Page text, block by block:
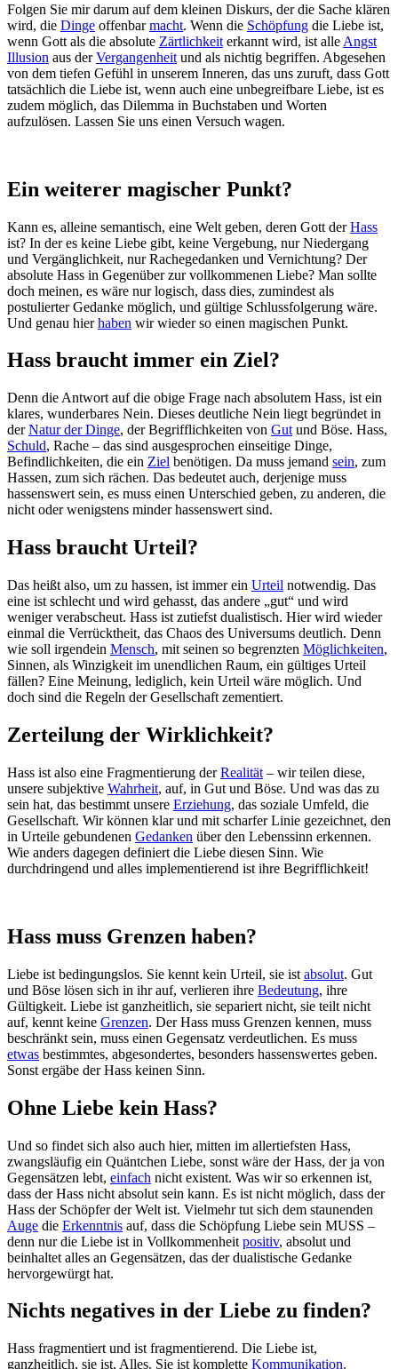
Folgen Sie mir darum auf dem kleinen Diskurs, der die Sache klären
wird, die Dinge offenbarmacht. Wenn die Schöpfung die Liebe ist,
wenn Gott als die absolute Zärtlichkeit erkannt wird, ist alle Angst
Illusion aus derVergangenheit und als nichtig begriffen. Abgesehen
von dem tiefen Gefühl in unserem Inneren, das uns zuruft, dass Gott
tatsächlich die Liebe ist, wenn auch eine unbegreifbare Liebe, ist es
zudem möglich, das Dilemma in Buchstaben und Worten
aufzulösen. Lassen Sie uns einen Versuch wagen.
Ein weiterer magischer Punkt?
Kann es, alleine semantisch, eine Welt geben, deren Gott derHass
ist? In der es keine Liebe gibt, keine Vergebung, nur Niedergang
und Vergänglichkeit, nur Rachegedanken und Vernichtung? Der
absolute Hass in Gegenüber zur vollkommenen Liebe? Man sollte
doch meinen, es wäre nur logisch, dass dies, zumindest als
postulierter Gedanke möglich, und gültige Schlussfolgerung wäre.
Und genau hierhaben wir wieder so einen magischen Punkt.
Hass braucht immer ein Ziel?
Denn die Antwort auf die obige Frage nach absolutem Hass, ist ein
klares, wunderbares Nein. Dieses deutliche Nein liegt begründet in
derNatur der Dinge, der Begrifflichkeiten von Gut und Böse. Hass,
Schuld, Rache – das sind ausgesprochen einseitige Dinge,
Befindlichkeiten, die ein Ziel benötigen. Da muss jemand sein, zum
Hassen, zum sich rächen. Das bedeutet auch, derjenige muss
hassenswert sein, es muss einen Unterschied geben, zu anderen, die
nicht oder wenigstens minder hassenswert sind.
Hass braucht Urteil?
Das heißt also, um zu hassen, ist immer ein Urteil notwendig. Das
eine ist schlecht und wird gehasst, das andere „gut“ und wird
weniger verabscheut. Hass ist zutiefst dualistisch. Hier wird wieder
einmal die Verrücktheit, das Chaos des Universums deutlich. Denn
wie soll irgendein Mensch, mit seinen so begrenzten Möglichkeiten,
Sinnen, als Winzigkeit im unendlichen Raum, ein gültiges Urteil
fällen? Eine Meinung, lediglich, kein Urteil wäre möglich. Und
doch sind die Regeln der Gesellschaft zementiert.
Zerteilung der Wirklichkeit?
Hass ist also eine Fragmentierung derRealität – wir teilen diese,
unsere subjektive Wahrheit, auf, in Gut und Böse. Und was das zu
sein hat, das bestimmt unsere Erziehung, das soziale Umfeld, die
Gesellschaft. Wir können klar und mit scharfer Linie gezeichnet, den
in Urteile gebundenen Gedanken über den Lebenssinn erkennen.
Wie anders dagegen definiert die Liebe diesen Sinn. Wie
durchdringend und alles implementierend ist ihre Begrifflichkeit!
Hass muss Grenzen haben?
Liebe ist bedingungslos. Sie kennt kein Urteil, sie ist absolut. Gut
und Böse lösen sich in ihr auf, verlieren ihre Bedeutung, ihre
Gültigkeit. Liebe ist ganzheitlich, sie separiert nicht, sie teilt nicht
auf, kennt keine Grenzen. Der Hass muss Grenzen kennen, muss
beschränkt sein, muss einen Gegensatz verdeutlichen. Es muss
etwas bestimmtes, abgesondertes, besonders hassenswertes geben.
Sonst ergäbe der Hass keinen Sinn.
Ohne Liebe kein Hass?
Und so findet sich also auch hier, mitten im allertiefsten Hass,
zwangsläufig ein Quäntchen Liebe, sonst wäre der Hass, der ja von
Gegensätzen lebt, einfach nicht existent. Was wir so erkennen ist,
dass der Hass nicht absolut sein kann. Es ist nicht möglich, dass der
Hass der Schöpfer der Welt ist. Vielmehr tut sich dem staunenden
Auge die Erkenntnis auf, dass die Schöpfung Liebe sein MUSS –
denn nur die Liebe ist in Vollkommenheit positiv, absolut und
beinhaltet alles an Gegensätzen, das der dualistische Gedanke
hervorgewürgt hat.
Nichts negatives in der Liebe zu finden?
Hass fragmentiert und ist fragmentierend. Die Liebe ist,
ganzheitlich, sie ist, Alles. Sie ist komplette Kommunikation.